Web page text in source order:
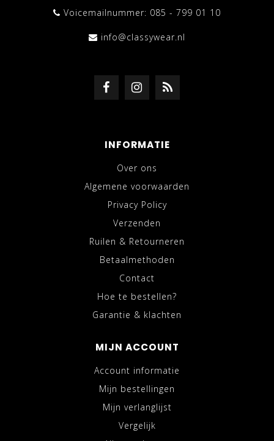
Voicemailnummer: 085 - 799 01 10
info@classywear.nl
INFORMATIE
Over ons
Algemene voorwaarden
Privacy Policy
Verzenden
Ruilen & Retourneren
Betaalmethoden
Contact
Hoe te bestellen?
Garantie & klachten
MIJN ACCOUNT
Account informatie
Mijn bestellingen
Mijn verlanglijst
Vergelijk